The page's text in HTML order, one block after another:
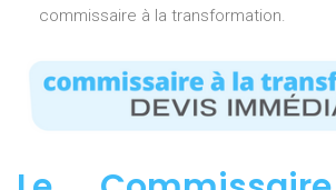
commissaire à la transformation.